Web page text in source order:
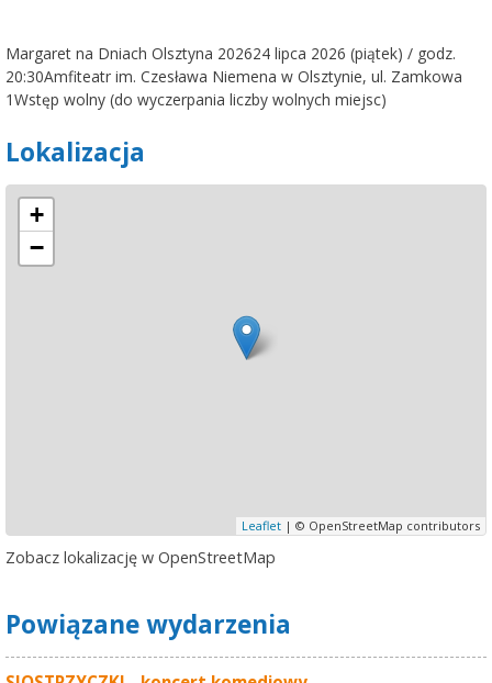
Margaret na Dniach Olsztyna 202624 lipca 2026 (piątek) / godz.
20:30Amfiteatr im. Czesława Niemena w Olsztynie, ul. Zamkowa
1Wstęp wolny (do wyczerpania liczby wolnych miejsc)
Lokalizacja
+
−
Leaflet | © OpenStreetMap contributors
Zobacz lokalizację w OpenStreetMap
Powiązane wydarzenia